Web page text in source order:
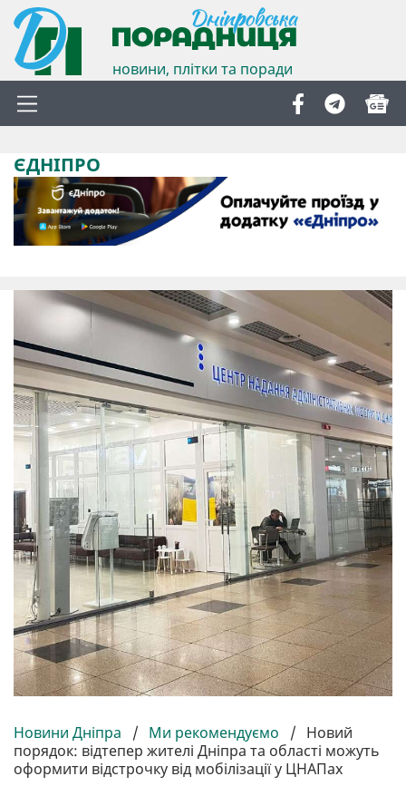
новини, плітки та поради
ЄДНІПРО
Новини Дніпра / Ми рекомендуємо / Новий
порядок: відтепер жителі Дніпра та області можуть
оформити відстрочку від мобілізації у ЦНАПах